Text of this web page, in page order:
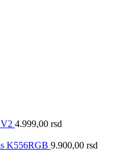
4.999,00 rsd
K556RGB 9.900,00 rsd